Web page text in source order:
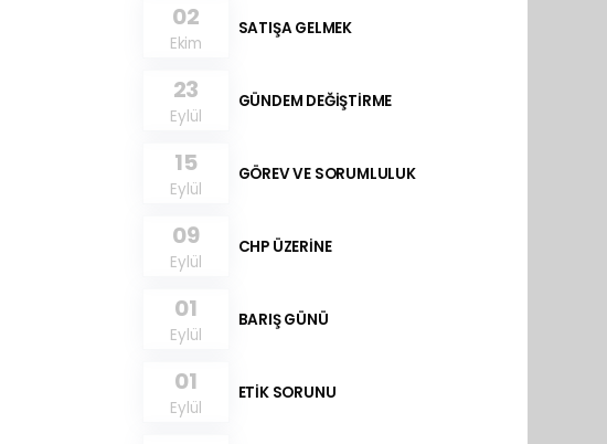
02
Ekim
SATIŞA GELMEK
23
Eylül
GÜNDEM DEĞİŞTİRME
15
Eylül
GÖREV VE SORUMLULUK
09
Eylül
CHP ÜZERİNE
01
Eylül
BARIŞ GÜNÜ
01
Eylül
ETİK SORUNU